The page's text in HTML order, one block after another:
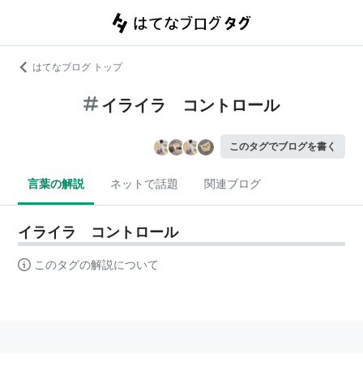
はてなブログ トップ
イライラ コントロール
このタグでブログを書く
言葉の解説 ネットで話題 関連ブログ
イライラ コントロール
このタグの解説について